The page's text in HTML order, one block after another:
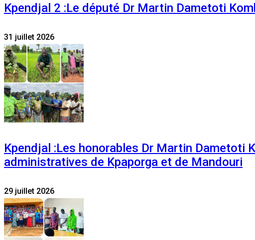
Kpendjal 2 :Le député Dr Martin Dametoti
31 juillet 2026
Kpendjal :Les honorables Dr Martin Dametoti
administratives de Kpaporga et de Mandouri
29 juillet 2026